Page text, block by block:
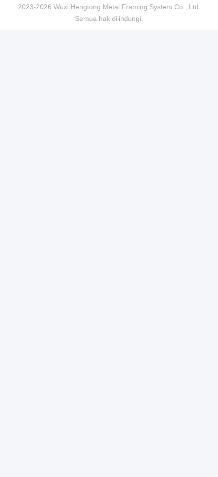
2023-2026 Wuxi Hengtong Metal Framing System Co., Ltd.
Semua hak dilindungi.